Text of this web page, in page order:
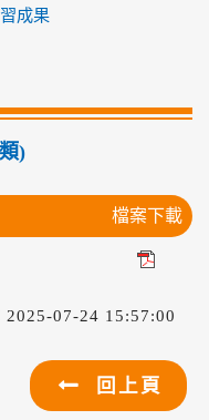
成果
)
檔案下載
2025-07-24 15:57:00
回上頁